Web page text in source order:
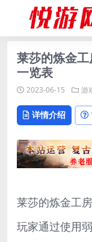
莱莎的炼金
一览表
2023-06-15 游
详情介绍
莱莎的炼金工
玩家通过使用